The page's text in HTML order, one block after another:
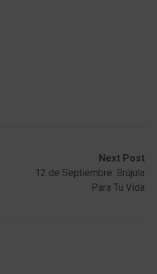
Next Post
12 de Septiembre: Brújula
Para Tu Vida